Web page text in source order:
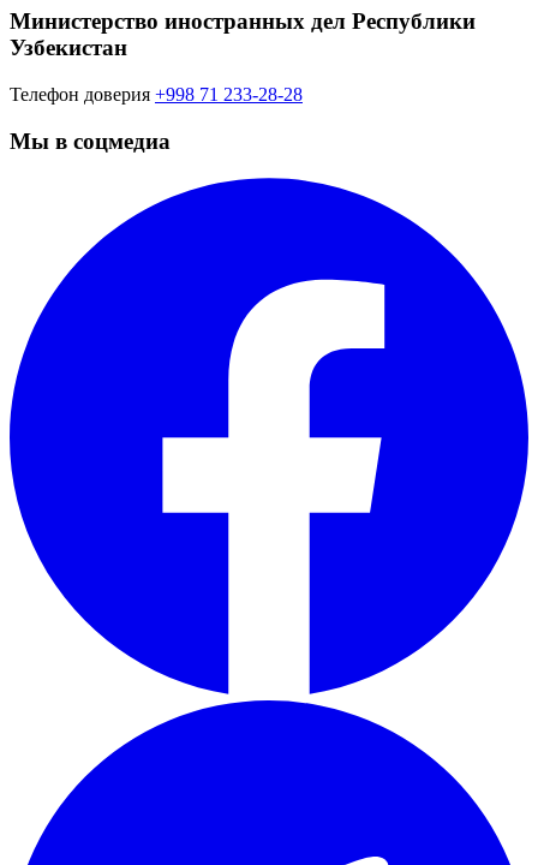
Министерство иностранных дел Республики
Узбекистан
Телефон доверия +998 71 233-28-28
Мы в соцмедиа